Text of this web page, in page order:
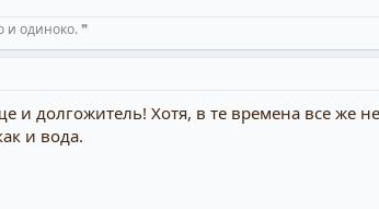
и одиноко. ❞
и долгожитель! Хотя, в те времена все же
и вода.